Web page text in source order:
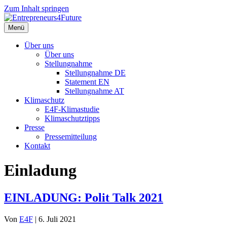
Zum Inhalt springen
Menü
Über uns
Über uns
Stellungnahme
Stellungnahme DE
Statement EN
Stellungnahme AT
Klimaschutz
E4F-Klimastudie
Klimaschutztipps
Presse
Pressemitteilung
Kontakt
Einladung
EINLADUNG: Polit Talk 2021
Von E4F | 6. Juli 2021